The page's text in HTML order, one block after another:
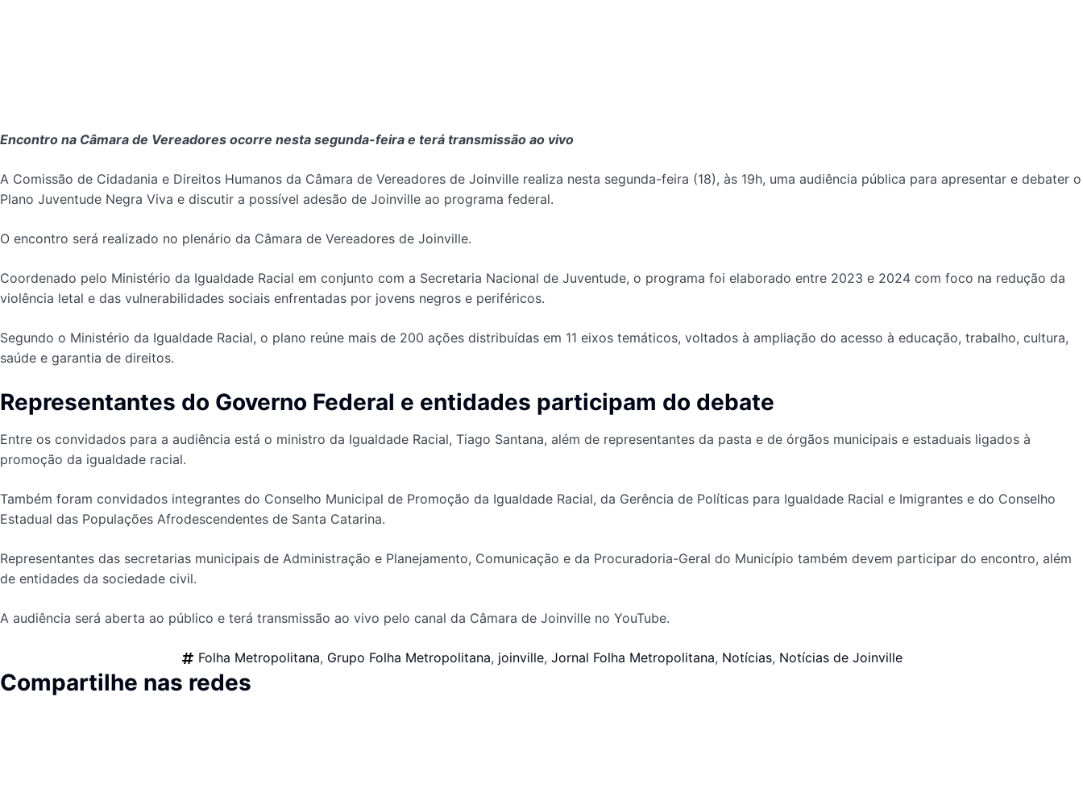
Encontro na Câmara de Vereadores ocorre nesta segunda-feira e terá transmissão ao vivo
A Comissão de Cidadania e Direitos Humanos da Câmara de Vereadores de Joinville realiza nesta segunda-feira (18), às 19h, uma audiência pública para apresentar e debater o
Plano Juventude Negra Viva e discutir a possível adesão de Joinville ao programa federal.
O encontro será realizado no plenário da Câmara de Vereadores de Joinville.
Coordenado pelo Ministério da Igualdade Racial em conjunto com a Secretaria Nacional de Juventude, o programa foi elaborado entre 2023 e 2024 com foco na redução da
violência letal e das vulnerabilidades sociais enfrentadas por jovens negros e periféricos.
Segundo o Ministério da Igualdade Racial, o plano reúne mais de 200 ações distribuídas em 11 eixos temáticos, voltados à ampliação do acesso à educação, trabalho, cultura,
saúde e garantia de direitos.
Representantes do Governo Federal e entidades participam do debate
Entre os convidados para a audiência está o ministro da Igualdade Racial, Tiago Santana, além de representantes da pasta e de órgãos municipais e estaduais ligados à
promoção da igualdade racial.
Também foram convidados integrantes do Conselho Municipal de Promoção da Igualdade Racial, da Gerência de Políticas para Igualdade Racial e Imigrantes e do Conselho
Estadual das Populações Afrodescendentes de Santa Catarina.
Representantes das secretarias municipais de Administração e Planejamento, Comunicação e da Procuradoria-Geral do Município também devem participar do encontro, além
de entidades da sociedade civil.
A audiência será aberta ao público e terá transmissão ao vivo pelo canal da Câmara de Joinville no YouTube.
Folha Metropolitana, Grupo Folha Metropolitana, joinville, Jornal Folha Metropolitana, Notícias, Notícias de Joinville
Compartilhe nas redes